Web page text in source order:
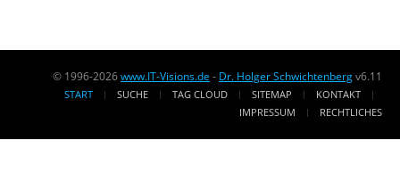
© 1996-2026www.IT-Visions.de - Dr. Holger Schwichtenbergv6.11
START SUCHE TAG CLOUD SITEMAP
KONTAKT
IMPRESSUM
RECHTLICHES